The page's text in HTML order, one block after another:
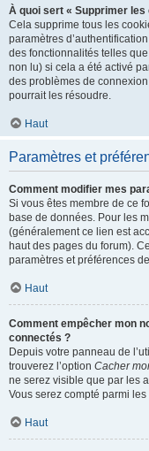
À quoi sert « Supprimer les
Cela supprime tous les
paramètres
des fonctionnalités telles
non lu) si cela a été activé
des problèmes de
pourrait les résoudre.
Haut
Paramètres et
Comment modifier mes
Si vous êtes membre de ce
base de données. Pour les
(généralement ce lien est
haut des pages du forum).
paramètres et préférences
Haut
Comment empêcher mon
connectés ?
Depuis votre panneau de
trouverez l’option Cacher
ne serez visible que par les
Vous serez compté parmi
Haut